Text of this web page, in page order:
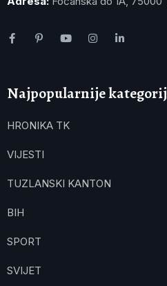
Najpopularnije
HRONIKA TK
VIJESTI
TUZLANSKI KANTON
BIH
SPORT
SVIJET